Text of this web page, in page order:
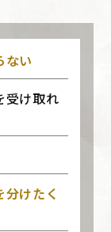
ない
受け取れ
分けたく